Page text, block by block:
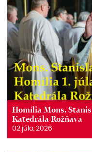
Homília Mons.
Katedrála Rožňava
02 júla, 2026